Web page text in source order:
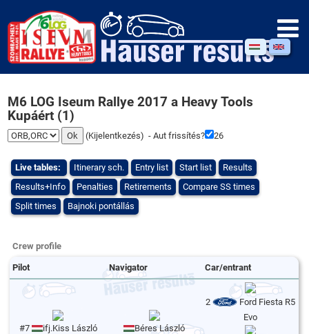
M6 LOG Iseum Rallye 2017 a Heavy Tools
Kupáért (1)
(Kijelentkezés) - Aut frissítés? 25
Live tables: Itinerary sch. Entry list Start list
Results
Results+Info
Penalties Retirements
Compare SS times
Split times
Bajnoki pontállás
Crew profile
Pilot Navigator Car/entrant
#7 ifj.Kiss László Béres László
2
Ford Fiesta R5
Evo